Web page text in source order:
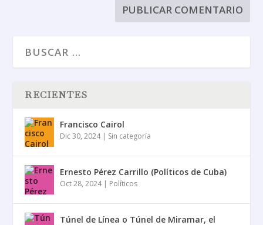
RECIENTES
Francisco Cairol
Dic 30, 2024| Sin categoría
Ernesto Pérez Carrillo (Políticos de Cuba)
Oct 28, 2024| Políticos
Túnel de Línea o Túnel de Miramar, el